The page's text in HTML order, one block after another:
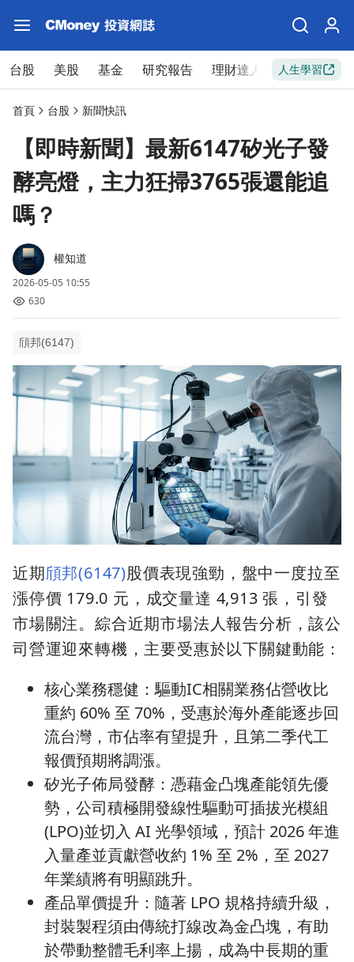
台股 美股 基金 研究報告 理財達人 新手入門
人生學習
首頁 台股 新聞快訊
【即時新聞】最新6147矽光子發
酵亮燈，主力狂掃3765張還能追
嗎？
權知道
2026-05-05 10:55
630
頎邦(6147)
近期頎邦(6147)股價表現強勁，盤中一度拉至
漲停價 179.0 元，成交量達 4,913 張，引發
市場關注。綜合近期市場法人報告分析，該公
司營運迎來轉機，主要受惠於以下關鍵動能：
核心業務穩健：驅動IC相關業務佔營收比
重約 60% 至 70%，受惠於海外產能逐步回
流台灣，市佔率有望提升，且第二季代工
報價預期將調漲。
矽光子佈局發酵：憑藉金凸塊產能領先優
勢，公司積極開發線性驅動可插拔光模組
(LPO)並切入 AI 光學領域，預計 2026 年進
入量產並貢獻營收約 1% 至 2%，至 2027
年業績將有明顯跳升。
產品單價提升：隨著 LPO 規格持續升級，
封裝製程須由傳統打線改為金凸塊，有助
於帶動整體毛利率上揚，成為中長期的重